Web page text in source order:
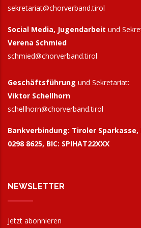
sekretariat@chorverband.tirol
Social Media, Jugendarbeit und
Verena Schmied
schmied@chorverband.tirol
Geschäftsführung und Sekretariat:
Viktor Schellhorn
schellhorn@chorverband.tirol
Bankverbindung: Tiroler Sparkasse,
0298 8625, BIC: SPIHAT22XXX
NEWSLETTER
Jetzt abonnieren